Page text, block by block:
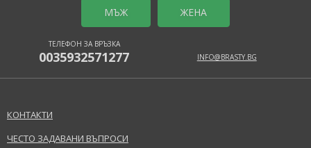
MЪЖ ЖЕНА
ТЕЛЕФОН ЗА ВРЪЗКА
0035932571277 INFO@BRASTY.BG
КОНТАКТИ
ЧЕСТО ЗАДАВАНИ ВЪПРОСИ